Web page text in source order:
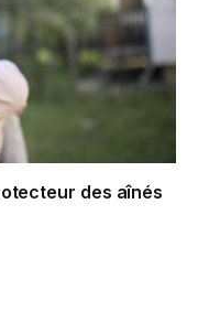
des aînés